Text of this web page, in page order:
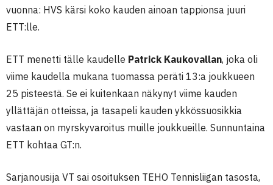
vuonna: HVS kärsi koko kauden ainoan tappionsa juuri
ETT:lle.
ETT menetti tälle kaudelle Patrick Kaukovallan, joka oli
viime kaudella mukana tuomassa peräti 13:a joukkueen
25 pisteestä. Se ei kuitenkaan näkynyt viime kauden
yllättäjän otteissa, ja tasapeli kauden ykkössuosikkia
vastaan on myrskyvaroitus muille joukkueille. Sunnuntaina
ETT kohtaa GT:n.
Sarjanousija VT sai osoituksen TEHO Tennisliigan tasosta,